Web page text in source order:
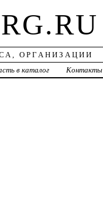
ОРГАНИЗАЦИИ
в каталог Контакты